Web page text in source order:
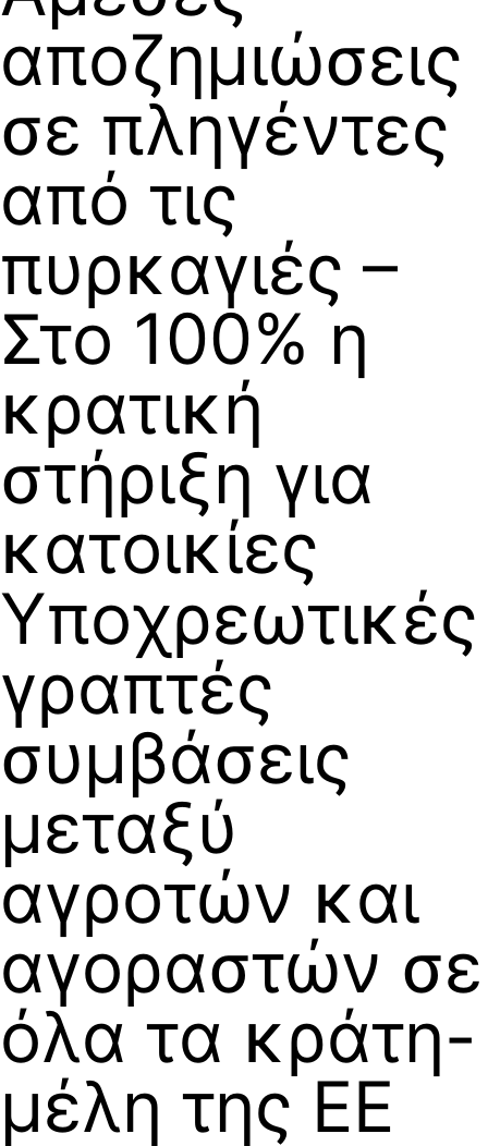
αποζημιώσεις
σε πληγέντες
από τις
πυρκαγιές –
Στο 100% η
κρατική
στήριξη για
κατοικίες
Υποχρεωτικές
γραπτές
συμβάσεις
μεταξύ
αγροτών και
αγοραστών σε
όλα τα κράτη-
μέλη της ΕΕ